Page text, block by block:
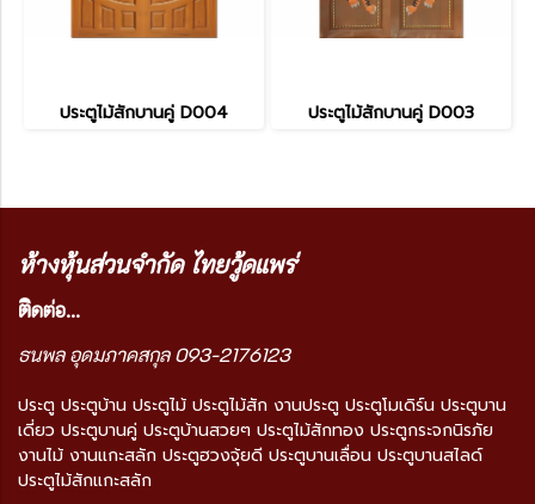
ประตูไม้สักบานคู่ D004 ประตูไม้สักบานคู่ D003
ห้างหุ้นส่วนจำกัด ไทยวู้ดแพร่
ติดต่อ...
ธนพล อุดมภาคสกุล 093-2176123
ประตู ประตูบ้าน ประตูไม้ ประตูไม้สัก งานประตู ประตูโมเดิร์น ประตูบาน
เดี่ยว ประตูบานคู่ ประตูบ้านสวยๆ ประตูไม้สักทอง ประตูกระจกนิรภัย
งานไม้ งานแกะสลัก ประตูฮวงจุ้ยดี ประตูบานเลื่อน ประตูบานสไลด์
ประตูไม้สักแกะสลัก